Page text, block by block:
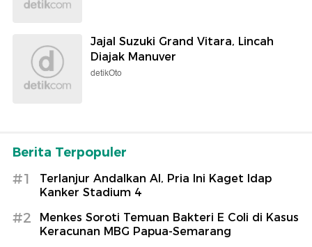
Jajal Suzuki Grand Vitara, Lincah
Diajak Manuver
detikOto
Berita Terpopuler
#1
Terlanjur Andalkan AI, Pria Ini Kaget Idap
Kanker Stadium 4
#2
Menkes Soroti Temuan Bakteri E Coli di Kasus
Keracunan MBG Papua-Semarang